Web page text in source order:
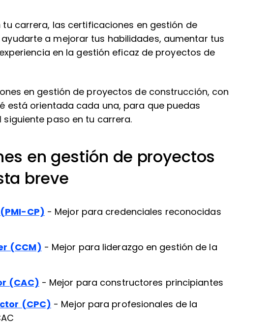
carrera, las certificaciones en gestión de
a mejorar tus habilidades, aumentar tus
en la gestión eficaz de proyectos de
en gestión de proyectos de construcción, con
está orientada cada una, para que puedas
paso en tu carrera.
en gestión de proyectos
breve
CP) - Mejor para credenciales reconocidas
(CCM) - Mejor para liderazgo en gestión de la
(CAC) - Mejor para constructores principiantes
(CPC) - Mejor para profesionales de la